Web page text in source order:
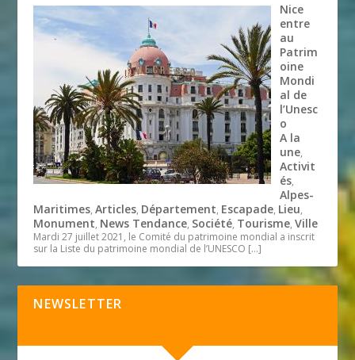
Nice
entre
au
Patrim
oine
Mondi
al de
l’Unesc
o
A la
une,
Activit
és,
Alpes-
Maritimes,Articles, Département, Escapade, Lieu,
Monument, News Tendance, Société, Tourisme,Ville
Mardi 27 juillet 2021, le Comité du patrimoine mondial a inscrit
sur la Liste du patrimoine mondial de l’UNESCO […]
NEWSLETTER